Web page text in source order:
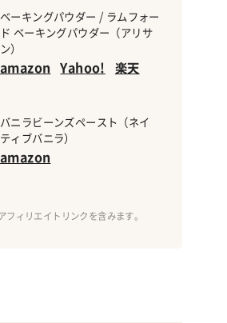
ベーキングパウダー / ラムフォー
ド ベーキングパウダー（アリサ
ン）
amazon Yahoo! 楽天
バニラビーンズペースト（ネイ
ティブバニラ）
amazon